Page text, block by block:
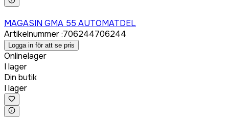
MAGASIN GMA 55 AUTOMATDEL
Artikelnummer:706244706244
Logga in för att se pris
Onlinelager
I lager
Din butik
I lager